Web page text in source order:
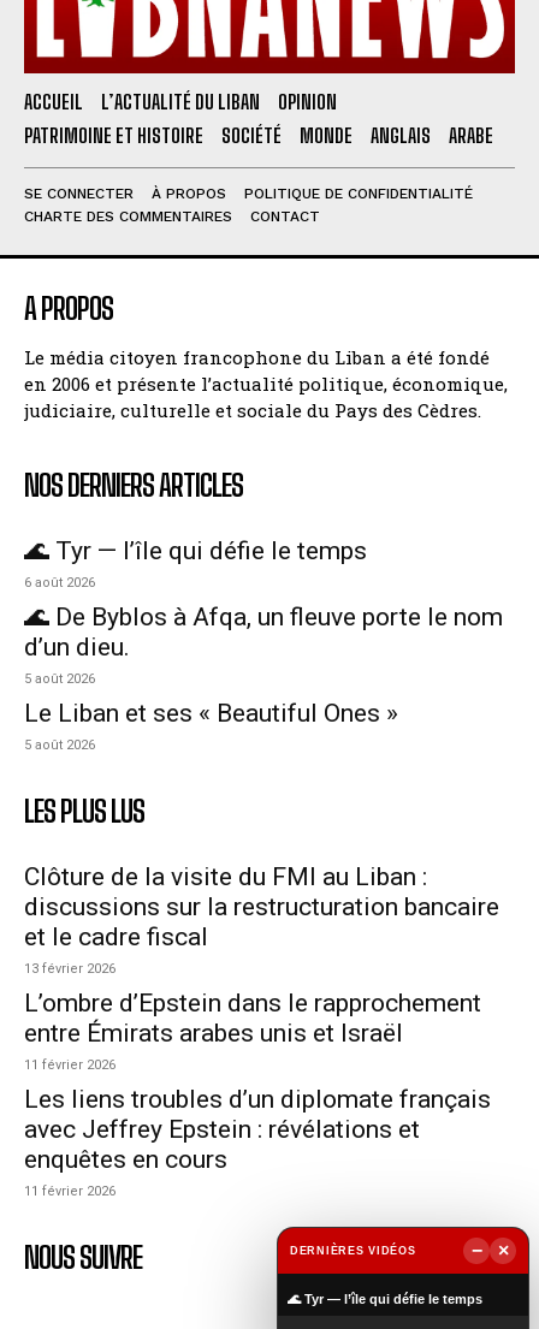
ACCUEIL L’ACTUALITÉ DU LIBAN
OPINION
PATRIMOINE ET HISTOIRE
SOCIÉTÉ MONDE ANGLAIS ARABE
SE CONNECTER À PROPOS
POLITIQUE DE CONFIDENTIALITÉ
CHARTE DES COMMENTAIRES
CONTACT
A PROPOS
Le média citoyen francophone du Liban a été fondé
en 2006 et présente l’actualité politique, économique,
judiciaire, culturelle et sociale du Pays des Cèdres.
NOS DERNIERS ARTICLES
🌊 Tyr — l’île qui défie le temps
6 août 2026
🌊 De Byblos à Afqa, un fleuve porte le nom
d’un dieu.
5 août 2026
Le Liban et ses « Beautiful Ones »
5 août 2026
LES PLUS LUS
Clôture de la visite du FMI au Liban :
discussions sur la restructuration bancaire
et le cadre fiscal
13 février 2026
L’ombre d’Epstein dans le rapprochement
entre Émirats arabes unis et Israël
11 février 2026
Les liens troubles d’un diplomate français
avec Jeffrey Epstein : révélations et
enquêtes en cours
11 février 2026
NOUS SUIVRE DERNIÈRES VIDÉOS −
×
🌊 Tyr — l’île qui défie le temps